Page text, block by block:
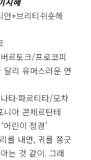
안+브리티쉬숏헤
르토크/프로코피
리 유머스러운 면
타·파르티타/모차
아 콘체르탄테
린이 정경’
를 내면, 귀를 쫑긋
는 것 같이. 그래